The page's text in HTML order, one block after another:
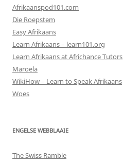
Afrikaanspod101.com
Die Roepstem
Easy Afrikaans
Learn Afrikaans – learn101.org
Learn Afrikaans at Africhance Tutors
Maroela
WikiHow – Learn to Speak Afrikaans
Woes
ENGELSE WEBBLAAIE
The Swiss Ramble